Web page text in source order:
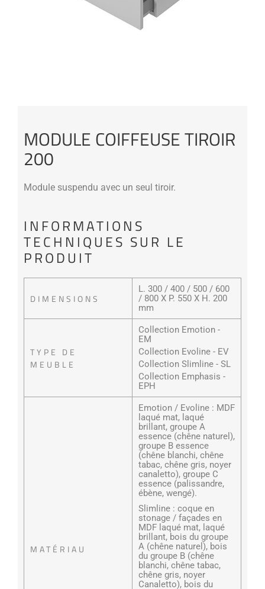
MODULE COIFFEUSE TIROIR
200
Module suspendu avec un seul tiroir.
INFORMATIONS
TECHNIQUES SUR LE
PRODUIT
DIMENSIONS
L. 300 / 400 / 500 / 600
/ 800 X P. 550 X H. 200
mm
TYPE DE
MEUBLE
Collection Emotion -
EM
Collection Evoline - EV
Collection Slimline - SL
Collection Emphasis -
EPH
MATÉRIAU
Emotion / Evoline : MDF
laqué mat, laqué
brillant, groupe A
essence (chêne naturel),
groupe B essence
(chêne blanchi, chêne
tabac, chêne gris, noyer
canaletto), groupe C
essence (palissandre,
ébène, wengé).
Slimline : coque en
stonage / façades en
MDF laqué mat, laqué
brillant, bois du groupe
A (chêne naturel), bois
du groupe B (chêne
blanchi, chêne tabac,
chêne gris, noyer
Canaletto), bois du